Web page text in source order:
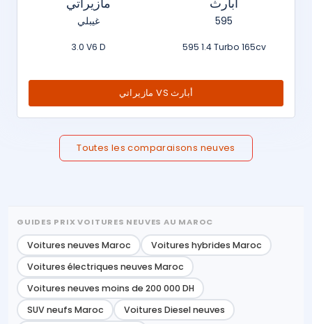
غيبلي
3.0 V6 D
595
595 1.4 Turbo 165cv
مازيراتي VS أبارث
Toutes les comparaisons neuves
GUIDES PRIX VOITURES NEUVES AU MAROC
Voitures neuves Maroc
Voitures hybrides Maroc
Voitures électriques neuves Maroc
Voitures neuves moins de 200 000 DH
SUV neufs Maroc
Voitures Diesel neuves